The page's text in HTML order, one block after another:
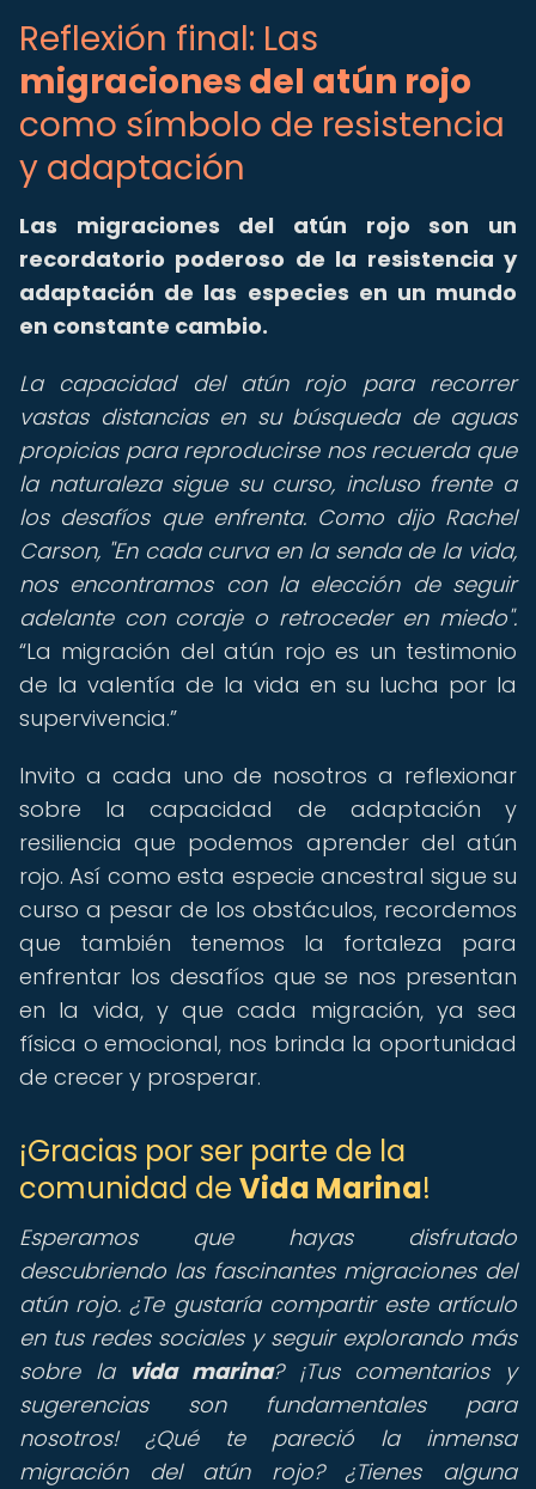
Reflexión final: Las
migraciones del atún rojo
como símbolo de resistencia
y adaptación
Las migraciones del atún rojo son un
recordatorio poderoso de la resistencia y
adaptación de las especies en un mundo
en constante cambio.
La capacidad del atún rojo para recorrer
vastas distancias en su búsqueda de aguas
propicias para reproducirse nos recuerda que
la naturaleza sigue su curso, incluso frente a
los desafíos que enfrenta. Como dijo Rachel
Carson, "En cada curva en la senda de la vida,
nos encontramos con la elección de seguir
adelante con coraje o retroceder en miedo".
La migración del atún rojo es un testimonio
de la valentía de la vida en su lucha por la
supervivencia.
Invito a cada uno de nosotros a reflexionar
sobre la capacidad de adaptación y
resiliencia que podemos aprender del atún
rojo. Así como esta especie ancestral sigue su
curso a pesar de los obstáculos, recordemos
que también tenemos la fortaleza para
enfrentar los desafíos que se nos presentan
en la vida, y que cada migración, ya sea
física o emocional, nos brinda la oportunidad
de crecer y prosperar.
¡Gracias por ser parte de la
comunidad de Vida Marina!
Esperamos que hayas disfrutado
descubriendo las fascinantes migraciones del
atún rojo. ¿Te gustaría compartir este artículo
en tus redes sociales y seguir explorando más
sobre la vida marina? ¡Tus comentarios y
sugerencias son fundamentales para
nosotros! ¿Qué te pareció la inmensa
migración del atún rojo? ¿Tienes alguna